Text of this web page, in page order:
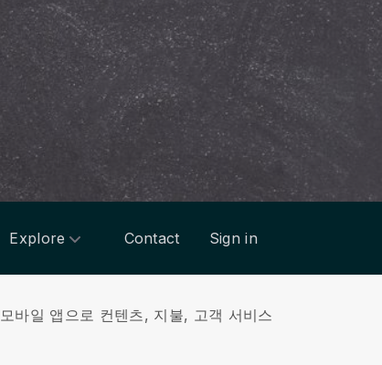
Explore Contact Sign in
모바일 앱으로 컨텐츠, 지불, 고객 서비스